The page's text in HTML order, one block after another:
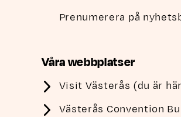
Prenumerera på
Våra webbplatser
Visit Västerås (du är
Västerås Convention